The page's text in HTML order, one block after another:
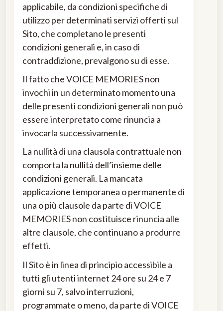
applicabile, da condizioni specifiche di
utilizzo per determinati servizi offerti sul
Sito, che completano le presenti
condizioni generali e, in caso di
contraddizione, prevalgono su di esse.
Il fatto che VOICE MEMORIES non
invochi in un determinato momento una
delle presenti condizioni generali non può
essere interpretato come rinuncia a
invocarla successivamente.
La nullità di una clausola contrattuale non
comporta la nullità dell’insieme delle
condizioni generali. La mancata
applicazione temporanea o permanente di
una o più clausole da parte di VOICE
MEMORIES non costituisce rinuncia alle
altre clausole, che continuano a produrre
effetti.
Il Sito è in linea di principio accessibile a
tutti gli utenti internet 24 ore su 24 e 7
giorni su 7, salvo interruzioni,
programmate o meno, da parte di VOICE